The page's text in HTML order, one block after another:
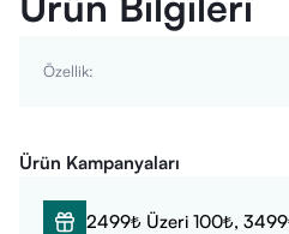
Özellik:
Ürün Kampanyaları
2499₺ Üzeri 100₺,